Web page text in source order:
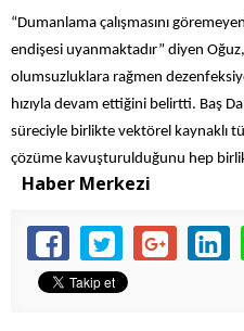
“Dumanlama çalışmasını
endişesi uyanmaktadır” diyen
olumsuzluklara rağmen
hızıyla devam ettiğini belirtti. Baş
süreciyle birlikte vektörel kaynaklı
çözüme kavuşturulduğunu hep
Haber Merkezi